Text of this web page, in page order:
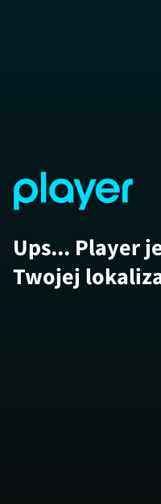
Ups... Player
Twojej